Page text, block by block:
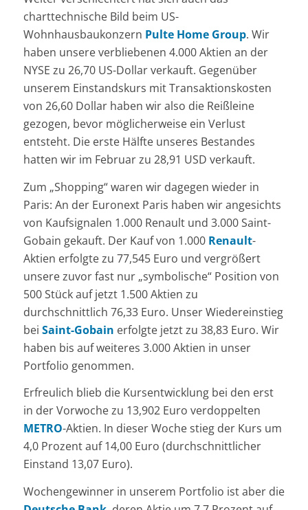
charttechnische Bild beim US-
Wohnhausbaukonzern Pulte Home Group. Wir
haben unsere verbliebenen 4.000 Aktien an der
NYSE zu 26,70 US-Dollar verkauft. Gegenüber
unserem Einstandskurs mit Transaktionskosten
von 26,60 Dollar haben wir also die Reißleine
gezogen, bevor möglicherweise ein Verlust
entsteht. Die erste Hälfte unseres Bestandes
hatten wir im Februar zu 28,91 USD verkauft.
Zum „Shopping“ waren wir dagegen wieder in
Paris: An der Euronext Paris haben wir angesichts
von Kaufsignalen 1.000 Renault und 3.000 Saint-
Gobain gekauft. Der Kauf von 1.000 Renault-
Aktien erfolgte zu 77,545 Euro und vergrößert
unsere zuvor fast nur „symbolische“ Position von
500 Stück auf jetzt 1.500 Aktien zu
durchschnittlich 76,33 Euro. Unser Wiedereinstieg
bei Saint-Gobain erfolgte jetzt zu 38,83 Euro. Wir
haben bis auf weiteres 3.000 Aktien in unser
Portfolio genommen.
Erfreulich blieb die Kursentwicklung bei den erst
in der Vorwoche zu 13,902 Euro verdoppelten
METRO-Aktien. In dieser Woche stieg der Kurs um
4,0 Prozent auf 14,00 Euro (durchschnittlicher
Einstand 13,07 Euro).
Wochengewinner in unserem Portfolio ist aber die